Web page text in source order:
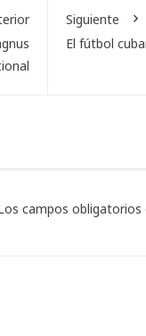
Siguiente
El fútbol
campos